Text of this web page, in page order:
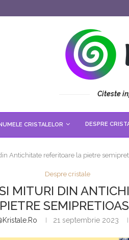
Citeste
CRISTALELOR DESPRE
Antichitate referitoare la pietre
Despre cristale
MITURI DIN
PIETRE
21 septembrie 2023